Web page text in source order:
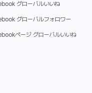
グローバルいいね
グローバルフォロワー
ページ グローバルいいね